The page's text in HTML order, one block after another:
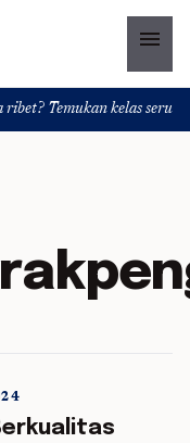
menu
Temukan kelas seru
5 min read